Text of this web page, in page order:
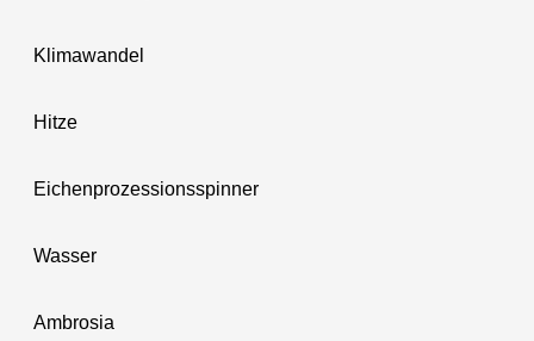
Klimawandel
Hitze
Eichenprozessionsspinner
Wasser
Ambrosia